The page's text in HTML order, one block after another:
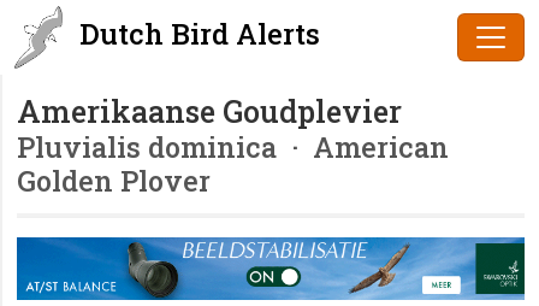
Dutch Bird Alerts
Amerikaanse Goudplevier
Pluvialis dominica · American
Golden Plover